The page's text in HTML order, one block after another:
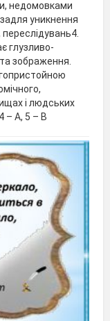
недомовками
задля уникнення
глузливо-
зображення.
і людських
– А, 5 – В